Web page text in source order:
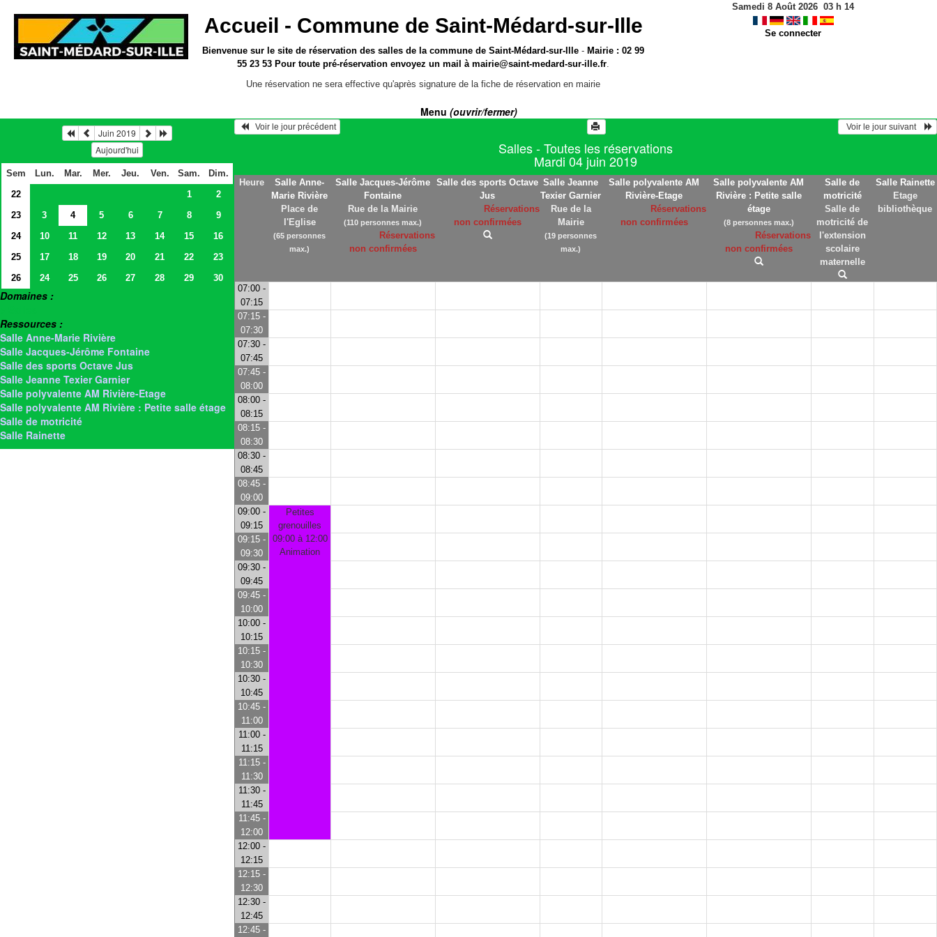
Accueil - Commune de Saint-Médard-sur-Ille
Bienvenue sur le sitede réservation des salles de la commune de Saint-Médard-sur-Ille - Mairie : 02 99
55 23 53 Pour toute pré-réservation envoyez un mail àmairie@saint-medard-sur-ille.fr.
Une réservation ne sera effective qu'après signature de la fiche de réservation en mairie
Samedi 8 Août 2026 03 h 14
Se connecter
Menu (ouvrir/fermer)
Juin 2019
Aujourd'hui
Sem Lun. Mar. Mer. Jeu. Ven. Sam.
Dim.
22
1
2
23
3 4 5 6 7 8
9
24
10 11 12 13 14 15
16
25
17 18 19 20 21 22
23
26
24 25 26 27 28 29 30
Domaines :
Ressources :
Salle Anne-Marie Rivière
Salle Jacques-Jérôme Fontaine
Salle des sports Octave Jus
Salle Jeanne Texier Garnier
Salle polyvalente AM Rivière-Etage
Salle polyvalente AM Rivière : Petite salle étage
Salle de motricité
Salle Rainette
   Voir le jour précédent
  Voir le jour suivant
Salles - Toutes les réservations
Mardi 04 juin 2019
Heure
Salle Anne-
Marie Rivière
Place de
l'Eglise
(65 personnes
max.)
Salle Jacques-Jérôme
Fontaine
Rue de la Mairie
(110 personnes max.)
Réservations
non confirmées
Salle des sports Octave
Jus
Réservations
non confirmées
Salle Jeanne
Texier Garnier
Rue de la
Mairie
(19 personnes
max.)
Salle polyvalente AM
Rivière-Etage
Réservations
non confirmées
Salle polyvalente AM
Rivière : Petite salle
étage
(8 personnes max.)
Réservations
non confirmées
Salle de
motricité
Salle de
motricité de
l'extension
scolaire
maternelle
Salle Rainette
Etage
bibliothèque
07:00 -
07:15
07:15 -
07:30
07:30 -
07:45
07:45 -
08:00
08:00 -
08:15
08:15 -
08:30
08:30 -
08:45
08:45 -
09:00
09:00 -
09:15
Petites
grenouilles
09:00 à 12:00
Animation
09:15 -
09:30
09:30 -
09:45
09:45 -
10:00
10:00 -
10:15
10:15 -
10:30
10:30 -
10:45
10:45 -
11:00
11:00 -
11:15
11:15 -
11:30
11:30 -
11:45
11:45 -
12:00
12:00 -
12:15
12:15 -
12:30
12:30 -
12:45
12:45 -